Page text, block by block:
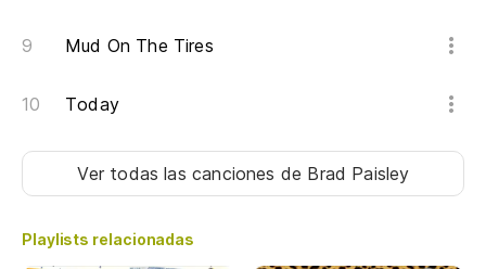
Mud On The Tires
Today
Ver todas las canciones de Brad Paisley
Playlists relacionadas